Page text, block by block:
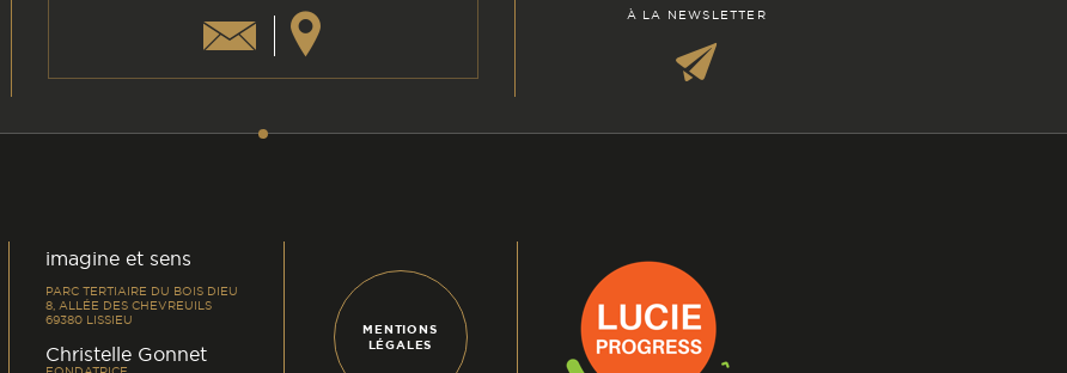
À LA NEWSLETTER
imagine et sens
PARC TERTIAIRE DU BOIS DIEU
8, ALLÉE DES CHEVREUILS
69380 LISSIEU
Christelle Gonnet-
MENTIONS
LÉGALES